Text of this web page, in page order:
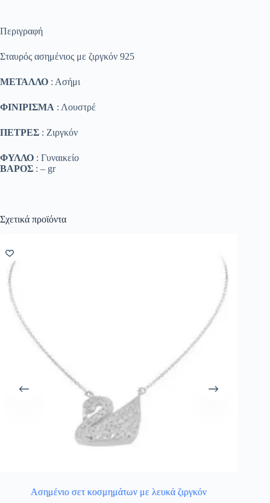
Περιγραφή
Σταυρός ασημένιος με ζιργκόν 925
ΜΕΤΑΛΛΟ : Ασήμι
ΦΙΝΙΡΙΣΜΑ : Λουστρέ
ΠΕΤΡΕΣ : Ζιργκόν
ΦΥΛΛΟ : Γυναικείο
ΒΑΡΟΣ : – gr
Σχετικά προϊόντα
Ασημένιο σετ κοσμημάτων με λευκά ζιργκόν